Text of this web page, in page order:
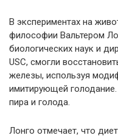
В экспериментах на
философии Вальтером
биологических наук и
USC, смогли
железы, используя
имитирующей голодание.
пира и голода.
Лонго отмечает, что